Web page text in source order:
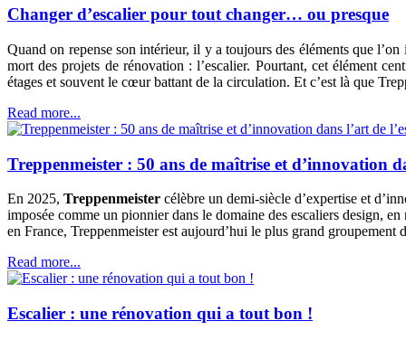
Changer d’escalier pour tout changer… ou presque
Quand on repense son intérieur, il y a toujours des éléments que
mort des projets de rénovation : l’escalier. Pourtant, cet élément
étages et souvent le cœur battant de la circulation. Et c’est là que
Read more...
Treppenmeister : 50 ans de maîtrise et d’innovation
En 2025, Treppenmeister célèbre un demi-siècle d’expertise et
imposée comme un pionnier dans le domaine des escaliers design,
en France, Treppenmeister est aujourd’hui le plus grand groupement
Read more...
Escalier : une rénovation qui a tout bon !